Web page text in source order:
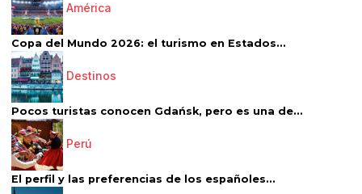
América
Copa del Mundo 2026: el turismo en Estados...
Destinos
Pocos turistas conocen Gdańsk, pero es una de...
Perú
El perfil y las preferencias de los españoles...